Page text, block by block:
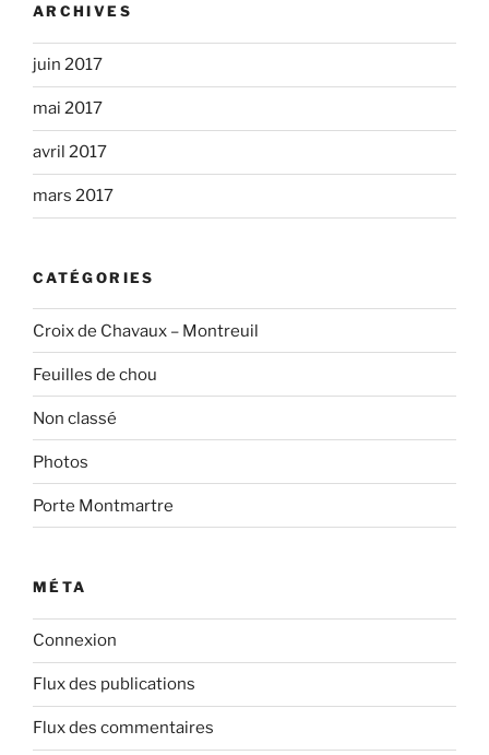
ARCHIVES
juin 2017
mai 2017
avril 2017
mars 2017
CATÉGORIES
Croix de Chavaux – Montreuil
Feuilles de chou
Non classé
Photos
Porte Montmartre
MÉTA
Connexion
Flux des publications
Flux des commentaires